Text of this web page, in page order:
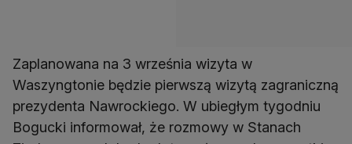
Zaplanowana na 3 września wizyta w
Waszyngtonie będzie pierwszą wizytą zagraniczną
prezydenta Nawrockiego. W ubiegłym tygodniu
Bogucki informował, że rozmowy w Stanach